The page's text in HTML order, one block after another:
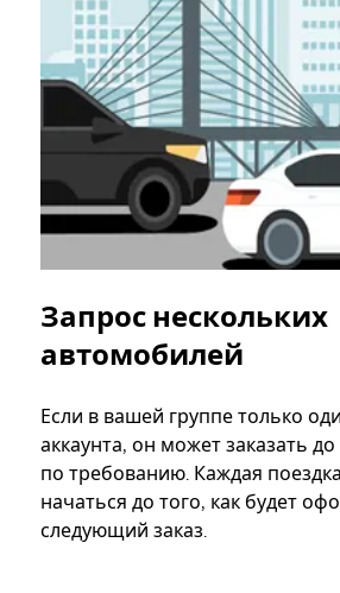
Запрос нескольких
автомобилей
Если в вашей группе только
аккаунта, он может заказать
по требованию. Каждая
начаться до того, как будет
следующий заказ.